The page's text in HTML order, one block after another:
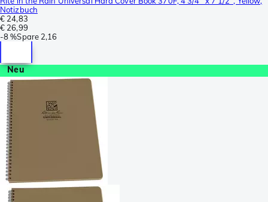
Notizbuch
€ 24,83
€ 26,99
-8 %Spare 2,16
Neu